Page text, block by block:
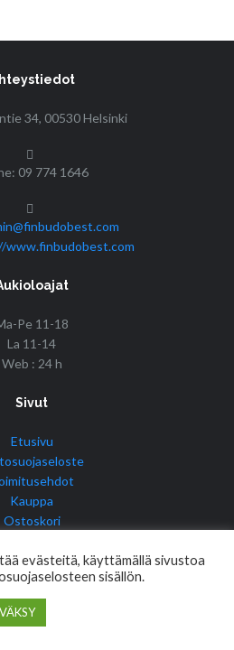
34, 00530 Helsinki
09 774 1646
Pe 11-18
La 11-14
Web : 24 h
Sivut
Etusivu
Kauppa
Ostoskori
Budo Best | Golden Tiger
evästeitä, käyttämällä sivustoa
sisällön.